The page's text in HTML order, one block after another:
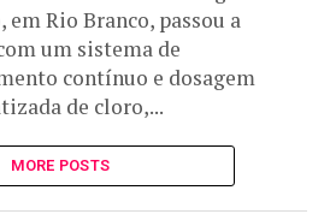
em Rio Branco, passou a
um sistema de
contínuo e dosagem
de cloro,...
MORE POSTS